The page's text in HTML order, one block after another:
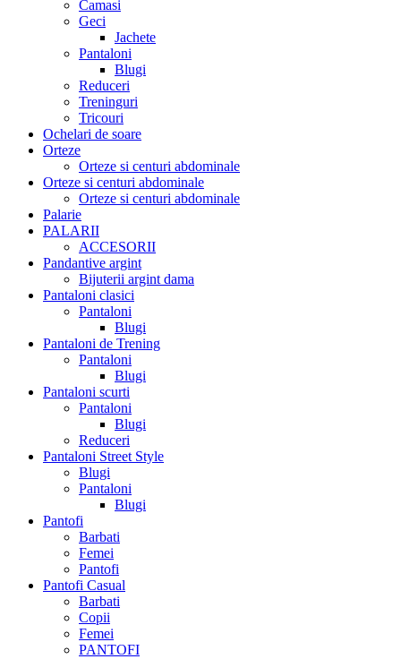
Camasi
Geci
Jachete
Pantaloni
Blugi
Reduceri
Treninguri
Tricouri
Ochelari de soare
Orteze
Orteze si centuri abdominale
Orteze si centuri abdominale
Orteze si centuri abdominale
Palarie
PALARII
ACCESORII
Pandantive argint
Bijuterii argint dama
Pantaloni clasici
Pantaloni
Blugi
Pantaloni de Trening
Pantaloni
Blugi
Pantaloni scurti
Pantaloni
Blugi
Reduceri
Pantaloni Street Style
Blugi
Pantaloni
Blugi
Pantofi
Barbati
Femei
Pantofi
Pantofi Casual
Barbati
Copii
Femei
PANTOFI